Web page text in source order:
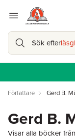
Sök efter
Författare Gerd B.
Gerd B.
Visar alla böcker